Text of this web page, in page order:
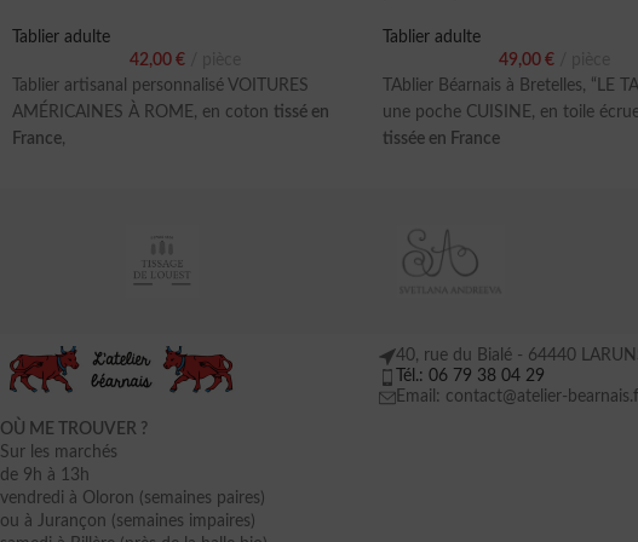
Tablier adulte
42,00 €
Tablier artisanal personnalisé VOITURES
AMÉRICAINES À ROME, en coton tissé en
France,
Tablier adulte
49,00€
TAblier Béarnais à Bretelles, “LE
une poche CUISINE, en toile
tissée en France
OÙ ME TROUVER ?
Sur les marchés
de 9h à 13h
vendredi à Oloron (semaines paires)
ou à Jurançon (semaines impaires)
40, rue du Bialé - 64440
Tél.: 06 79 38 04 29
Email: contact@atelier-